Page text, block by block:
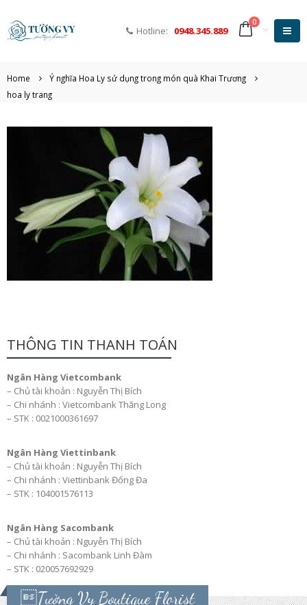
Hotline: 0948.345.889
0
Home
Ý nghĩa Hoa Ly sử dụng trong món quà Khai Trương
hoa ly trang
THÔNG TIN THANH TOÁN
Ngân Hàng Vietcombank
– Chủ tài khoản : Nguyễn Thị Bích
– Chi nhánh : Vietcombank Thăng Long
– STK : 0021000361697
Ngân Hàng Viettinbank
– Chủ tài khoản : Nguyễn Thị Bích
– Chi nhánh : Viettinbank Đống Đa
– STK : 104001576113
Ngân Hàng Sacombank
– Chủ tài khoản : Nguyễn Thị Bích
– Chi nhánh : Sacombank Linh Đàm
– STK : 020057692929
Tường Vy Boutique Florist